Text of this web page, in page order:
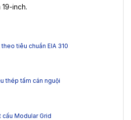
inch.
tiêu chuẩn EIA 310
thép tấm cán nguội
cấu Modular Grid